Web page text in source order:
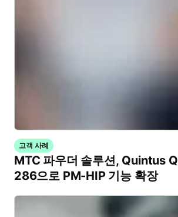
고객 사례
MTC 파우더 솔루션, Quintus
286으로 PM-HIP 기능 확장